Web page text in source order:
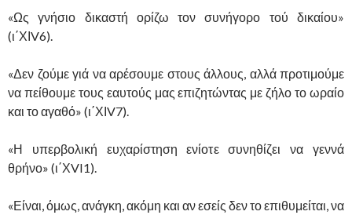
«Ως γνήσιο δικαστή ορίζω τον συνήγορο τού δικαίου»
(ι΄ΧΙV6).
«Δεν ζούμε γιά να αρέσουμε στους άλλους, αλλά προτιμούμε
να πείθουμε τους εαυτούς μας επιζητώντας με ζήλο το ωραίο
και το αγαθό» (ι΄ΧΙV7).
«Η υπερβολική ευχαρίστηση ενίοτε συνηθίζει να γεννά
θρήνο» (ι΄ΧVI1).
«Είναι, όμως, ανάγκη, ακόμη και αν εσείς δεν το επιθυμείται, να